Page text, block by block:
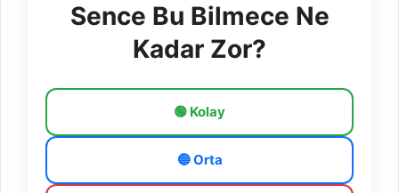
Sence Bu Bilmece Ne
Kadar Zor?
🟢 Kolay
🔵 Orta